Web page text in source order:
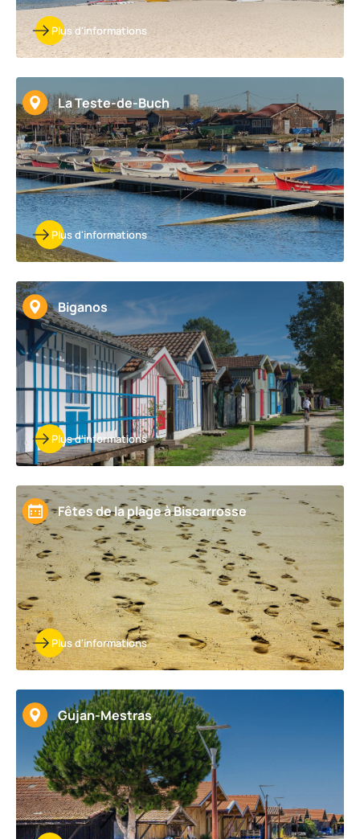
Plus d'informations
La Teste-de-Buch
Plus d'informations
Biganos
Plus d'informations
Fêtes de la plage à Biscarrosse
Plus d'informations
Gujan-Mestras